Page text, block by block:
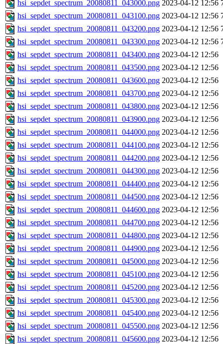
hsi_sepdet_spectrum_20080811_043000.png 2023-04-12 12:56
hsi_sepdet_spectrum_20080811_043100.png 2023-04-12 12:56
hsi_sepdet_spectrum_20080811_043200.png 2023-04-12 12:56
hsi_sepdet_spectrum_20080811_043300.png 2023-04-12 12:56
hsi_sepdet_spectrum_20080811_043400.png 2023-04-12 12:56
hsi_sepdet_spectrum_20080811_043500.png 2023-04-12 12:56
hsi_sepdet_spectrum_20080811_043600.png 2023-04-12 12:56
hsi_sepdet_spectrum_20080811_043700.png 2023-04-12 12:56
hsi_sepdet_spectrum_20080811_043800.png 2023-04-12 12:56
hsi_sepdet_spectrum_20080811_043900.png 2023-04-12 12:56
hsi_sepdet_spectrum_20080811_044000.png 2023-04-12 12:56
hsi_sepdet_spectrum_20080811_044100.png 2023-04-12 12:56
hsi_sepdet_spectrum_20080811_044200.png 2023-04-12 12:56
hsi_sepdet_spectrum_20080811_044300.png 2023-04-12 12:56
hsi_sepdet_spectrum_20080811_044400.png 2023-04-12 12:56
hsi_sepdet_spectrum_20080811_044500.png 2023-04-12 12:56
hsi_sepdet_spectrum_20080811_044600.png 2023-04-12 12:56
hsi_sepdet_spectrum_20080811_044700.png 2023-04-12 12:56
hsi_sepdet_spectrum_20080811_044800.png 2023-04-12 12:56
hsi_sepdet_spectrum_20080811_044900.png 2023-04-12 12:56
hsi_sepdet_spectrum_20080811_045000.png 2023-04-12 12:56
hsi_sepdet_spectrum_20080811_045100.png 2023-04-12 12:56
hsi_sepdet_spectrum_20080811_045200.png 2023-04-12 12:56
hsi_sepdet_spectrum_20080811_045300.png 2023-04-12 12:56
hsi_sepdet_spectrum_20080811_045400.png 2023-04-12 12:56
hsi_sepdet_spectrum_20080811_045500.png 2023-04-12 12:56
hsi_sepdet_spectrum_20080811_045600.png 2023-04-12 12:56